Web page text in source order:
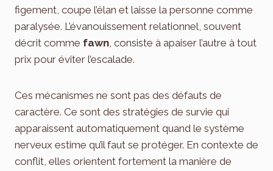
figement, coupe l’élan et laisse la personne comme
paralysée. L’évanouissement relationnel, souvent
décrit comme fawn , consiste à apaiser l’autre à tout
prix pour éviter l’escalade.
Ces mécanismes ne sont pas des défauts de
caractère. Ce sont des stratégies de survie qui
apparaissent automatiquement quand le système
nerveux estime qu’il faut se protéger. En contexte de
conflit, elles orientent fortement la manière de